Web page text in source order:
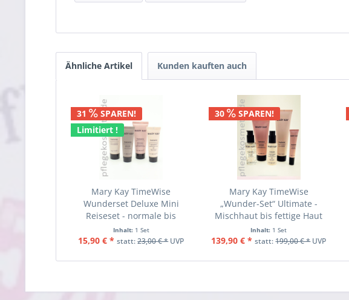
Ähnliche Artikel Kunden kauften auch
31
SPAREN!
Limitiert !
Mary Kay TimeWise
Wunderset Deluxe Mini
Reiseset - normale bis
trockene Haut
Inhalt: 1 Set
15,90 € * statt:23,00 € *UVP
30 SPAREN!
Mary Kay TimeWise
„Wunder-Set“ Ultimate -
Mischhaut bis fettige Haut
Inhalt: 1 Set
139,90 € * statt:199,00 € *UVP